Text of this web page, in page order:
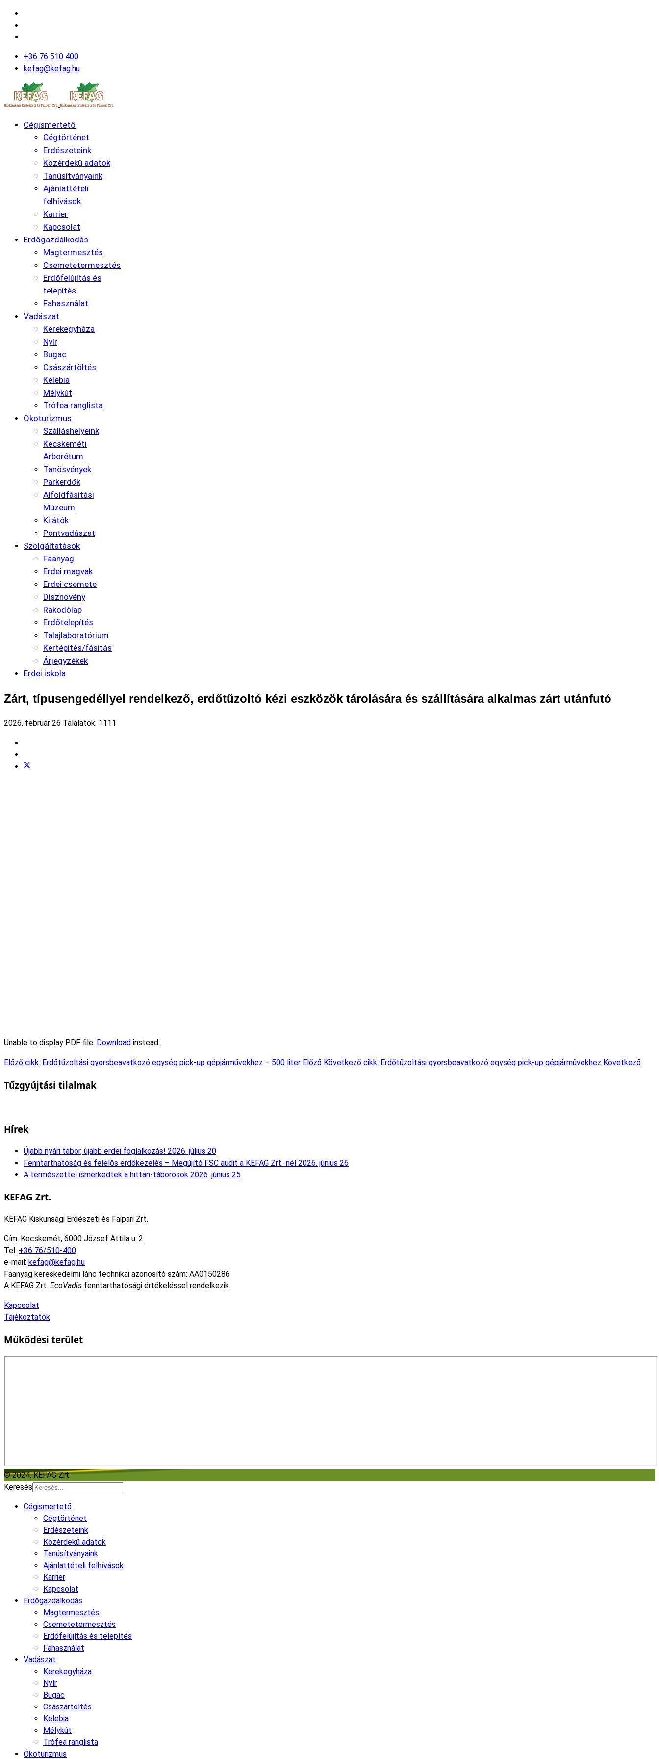
+36 76 510 400
kefag@kefag.hu
Cégismertető
Cégtörténet
Erdészeteink
Közérdekű adatok
Tanúsítványaink
Ajánlattételi
felhívások
Karrier
Kapcsolat
Erdőgazdálkodás
Magtermesztés
Csemetetermesztés
Erdőfelújítás és
telepítés
Fahasználat
Vadászat
Kerekegyháza
Nyír
Bugac
Császártöltés
Kelebia
Mélykút
Trófea ranglista
Ökoturizmus
Szálláshelyeink
Kecskeméti
Arborétum
Tanösvények
Parkerdők
Alföldfásítási
Múzeum
Kilátók
Pontvadászat
Szolgáltatások
Faanyag
Erdei magvak
Erdei csemete
Dísznövény
Rakodólap
Erdőtelepítés
Talajlaboratórium
Kertépítés/fásítás
Árjegyzékek
Erdei iskola
Zárt, típusengedéllyel rendelkező, erdőtűzoltó kézi eszközök tárolására és szállítására alkalmas zárt utánfutó
2026. február 26 Találatok: 1111
Unable to display PDF file. Download instead.
Előző cikk: Erdőtűzoltási gyorsbeavatkozó egység pick-up gépjárművekhez – 500 liter Előző Következő cikk: Erdőtűzoltási gyorsbeavatkozó egység pick-up gépjárművekhez Következő
Tűzgyújtási tilalmak
Hírek
Újabb nyári tábor, újabb erdei foglalkozás! 2026. július 20
Fenntarthatóság és felelős erdőkezelés – Megújító FSC audit a KEFAG Zrt.-nél 2026. június 26
A természettel ismerkedtek a hittan-táborosok 2026. június 25
KEFAG Zrt.
KEFAG Kiskunsági Erdészeti és Faipari Zrt.
Cím: Kecskemét, 6000 József Attila u. 2.
Tel. +36 76/510-400
e-mail: kefag@kefag.hu
Faanyag kereskedelmi lánc technikai azonosító szám: AA0150286
A KEFAG Zrt. EcoVadis fenntarthatósági értékeléssel rendelkezik.
Kapcsolat
Tájékoztatók
Működési terület
© 2024. KEFAG Zrt.
Keresés
Cégismertető
Cégtörténet
Erdészeteink
Közérdekű adatok
Tanúsítványaink
Ajánlattételi felhívások
Karrier
Kapcsolat
Erdőgazdálkodás
Magtermesztés
Csemetetermesztés
Erdőfelújítás és telepítés
Fahasználat
Vadászat
Kerekegyháza
Nyír
Bugac
Császártöltés
Kelebia
Mélykút
Trófea ranglista
Ökoturizmus